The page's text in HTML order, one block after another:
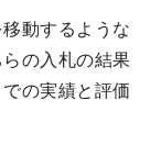
動するような
の入札の結果
の実績と評価